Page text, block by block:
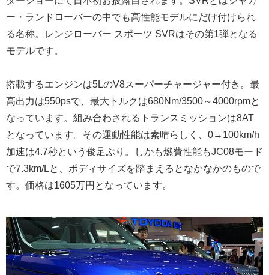
ー・ランドローバーの中でも高性能モデルにだけ付けられ
る名称。レンジローバー スポーツ SVRはその第1弾となる
モデルです。
搭載するエンジンは5LのV8スーパーチャージャー付き。最
高出力は550psで、最大トルクは680Nm/3500～4000rpmと
なっています。組み合わされるトランスミッションは8AT
となっています。その運動性能は素晴らしく、0→100km/h
加速は4.7秒という俊足ぶり。しかも燃費性能もJC08モード
で7.3km/Lと、ボディサイズを踏まえるとなかなかのもので
す。価格は1605万円となっています。